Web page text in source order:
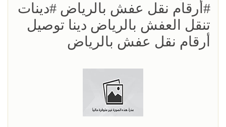
؜؜#أرقام نقل عفش بالرياض ؜#دينات
تنقل العفش بالرياض دينا توصيل
أرقام نقل عفش بالرياض